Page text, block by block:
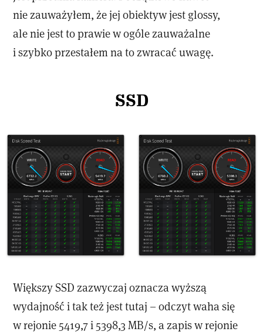
nie zauważyłem, że jej obiektyw jest glossy,
ale nie jest to prawie w ogóle zauważalne
i szybko przestałem na to zwracać uwagę.
SSD
Większy SSD zazwyczaj oznacza wyższą
wydajność i tak też jest tutaj – odczyt waha się
w rejonie 5419,7 i 5398,3 MB/s, a zapis w rejonie